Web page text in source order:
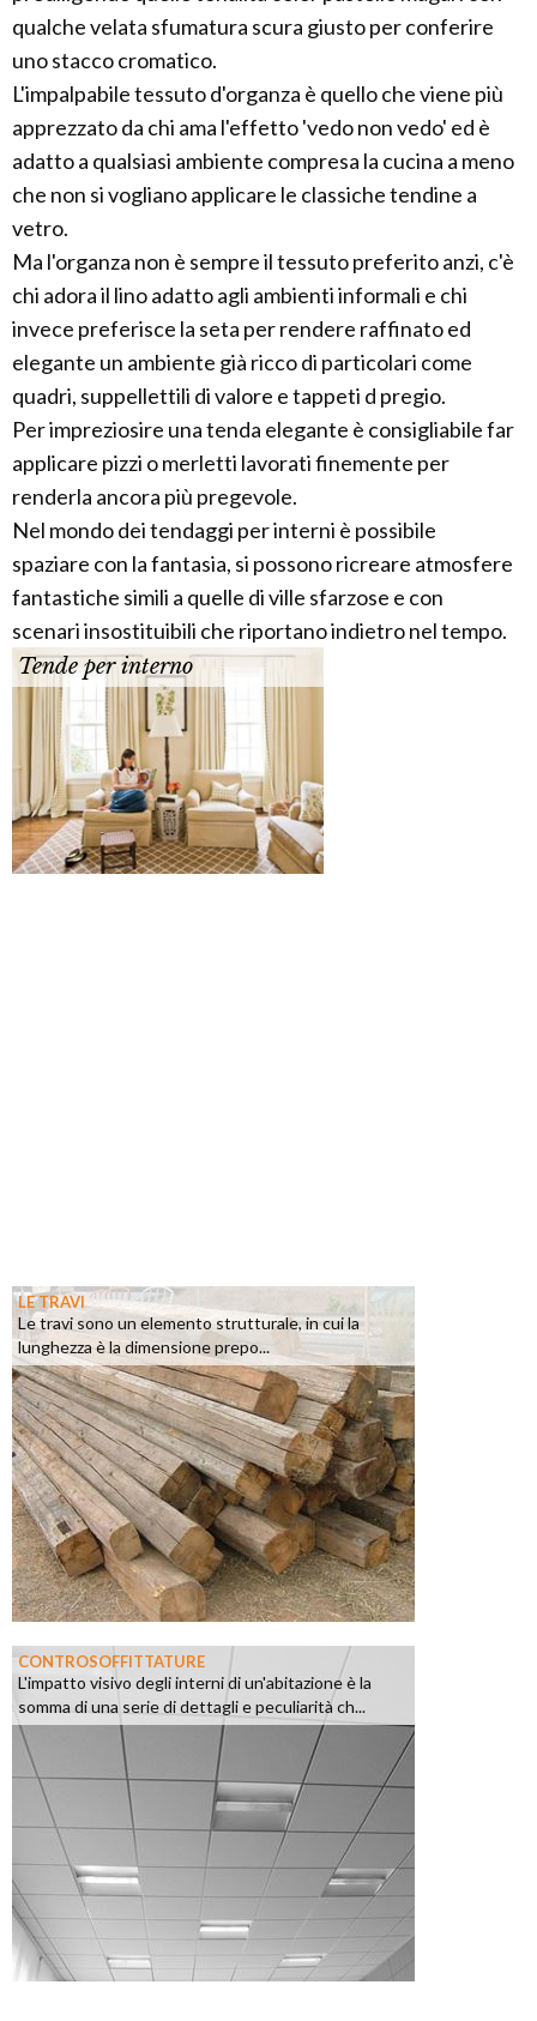
qualche velata sfumatura scura giusto per conferire
uno stacco cromatico.
L'impalpabile tessuto d'organza è quello che viene più
apprezzato da chi ama l'effetto 'vedo non vedo' ed è
adatto a qualsiasi ambiente compresa la cucina a meno
che non si vogliano applicare le classiche tendine a
vetro.
Ma l'organza non è sempre il tessuto preferito anzi, c'è
chi adora il lino adatto agli ambienti informali e chi
invece preferisce la seta per rendere raffinato ed
elegante un ambiente già ricco di particolari come
quadri, suppellettili di valore e tappeti d pregio.
Per impreziosire una tenda elegante è consigliabile far
applicare pizzi o merletti lavorati finemente per
renderla ancora più pregevole.
Nel mondo dei tendaggi per interni è possibile
spaziare con la fantasia, si possono ricreare atmosfere
fantastiche simili a quelle di ville sfarzose e con
scenari insostituibili che riportano indietro nel tempo.
Tende per interno
LE TRAVI
Le travi sono un elemento strutturale, in cui la
lunghezza è la dimensione prepo...
CONTROSOFFITTATURE
L'impatto visivo degli interni di un'abitazione è la
somma di una serie di dettagli e peculiarità ch...